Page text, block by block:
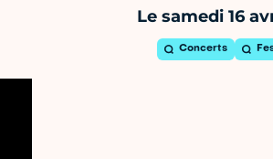
Le samedi 16
Concerts